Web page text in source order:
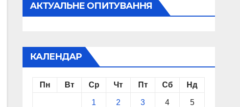
АКТУАЛЬНЕ ОПИТУВАННЯ
КАЛЕНДАР
Пн Вт Ср Чт Пт Сб Нд
1 2 3 4 5